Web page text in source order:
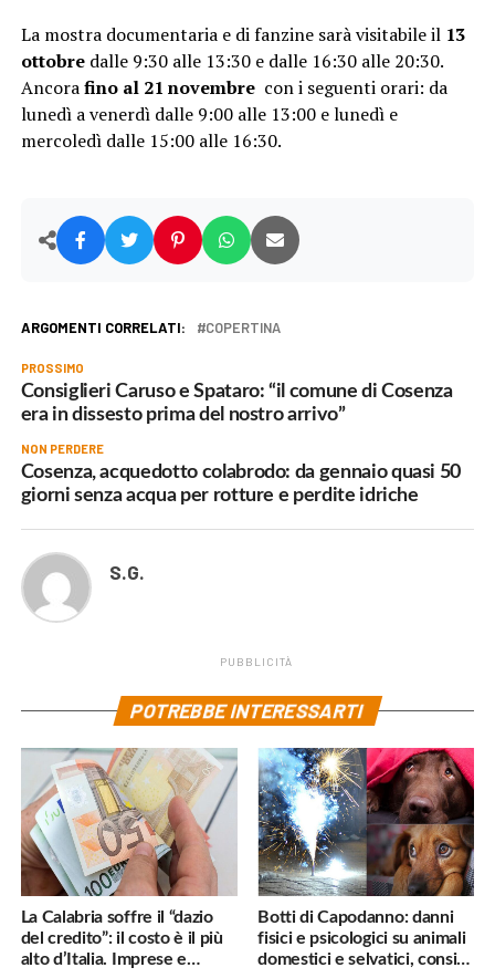
La mostra documentaria e di fanzine sarà visitabile il 13
ottobre dalle 9:30 alle 13:30 e dalle 16:30 alle 20:30.
Ancorafino al 21 novembrecon i seguenti orari: da
lunedì a venerdì dalle 9:00 alle 13:00 e lunedì e
mercoledì dalle 15:00 alle 16:30.
ARGOMENTI CORRELATI: COPERTINA
PROSSIMO
Consiglieri Caruso e Spataro: “il comune di Cosenza
era in dissesto prima del nostro arrivo”
NON PERDERE
Cosenza, acquedotto colabrodo: da gennaio quasi 50
giorni senza acqua per rotture e perdite idriche
S.G.
PUBBLICITÀ
POTREBBE INTERESSARTI
La Calabria soffre il “dazio
del credito”: il costo è il più
alto d’Italia. Imprese e
Botti di Capodanno: danni
fisici e psicologici su animali
domestici e selvatici, consigli